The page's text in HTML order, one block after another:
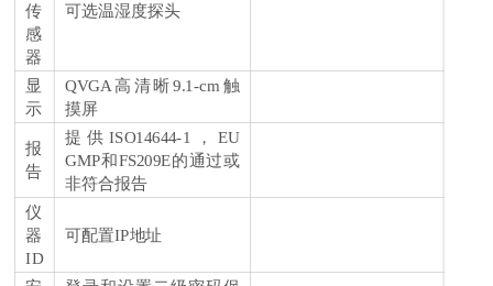
传
感
器
可选温湿度探头
显
示
QVGA高清晰9.1-cm触
摸屏
报
告
提供ISO14644-1，EU
GMP和FS209E的通过或
非符合报告
仪
器
ID
可配置IP地址